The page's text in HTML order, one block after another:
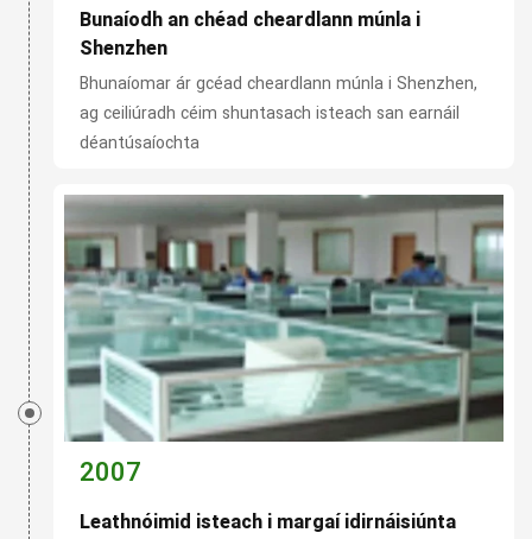
Bunaíodh an chéad cheardlann múnla i
Shenzhen
Bhunaíomar ár gcéad cheardlann múnla i Shenzhen,
ag ceiliúradh céim shuntasach isteach san earnáil
déantúsaíochta
2007
Leathnóimid isteach i margaí idirnáisiúnta